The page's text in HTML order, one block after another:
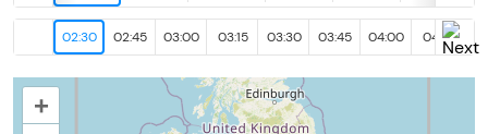
02:30 02:45 03:00 03:15 03:30 03:45 04:00 04:15
+